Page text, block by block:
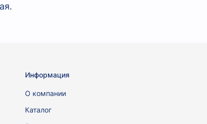
Информация
О компании
Каталог